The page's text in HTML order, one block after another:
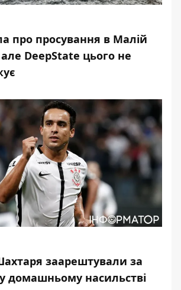
про просування в Малій
DeepState цього не
заарештували за
домашньому насильстві